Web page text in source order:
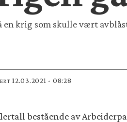
krig som skulle vært
12.03.2021 - 08:28
bestående av